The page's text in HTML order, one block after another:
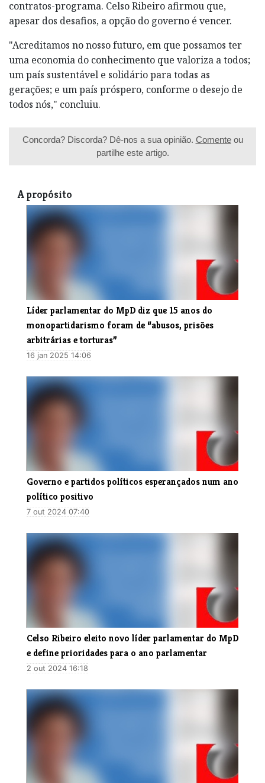
contratos-programa. Celso Ribeiro afirmou que,
apesar dos desafios, a opção do governo é vencer.
"Acreditamos no nosso futuro, em que possamos ter
uma economia do conhecimento que valoriza a todos;
um país sustentável e solidário para todas as
gerações; e um país próspero, conforme o desejo de
todos nós," concluiu.
Concorda? Discorda? Dê-nos a sua opinião. Comenteou
partilhe este artigo.
A propósito
Líder parlamentar do MpD diz que 15 anos do
monopartidarismo foram de “abusos, prisões
arbitrárias e torturas”
16 jan 2025 14:06
Governo e partidos políticos esperançados num ano
político positivo
7 out 2024 07:40
​Celso Ribeiro eleito novo líder parlamentar do MpD
e define prioridades para o ano parlamentar
2 out 2024 16:18